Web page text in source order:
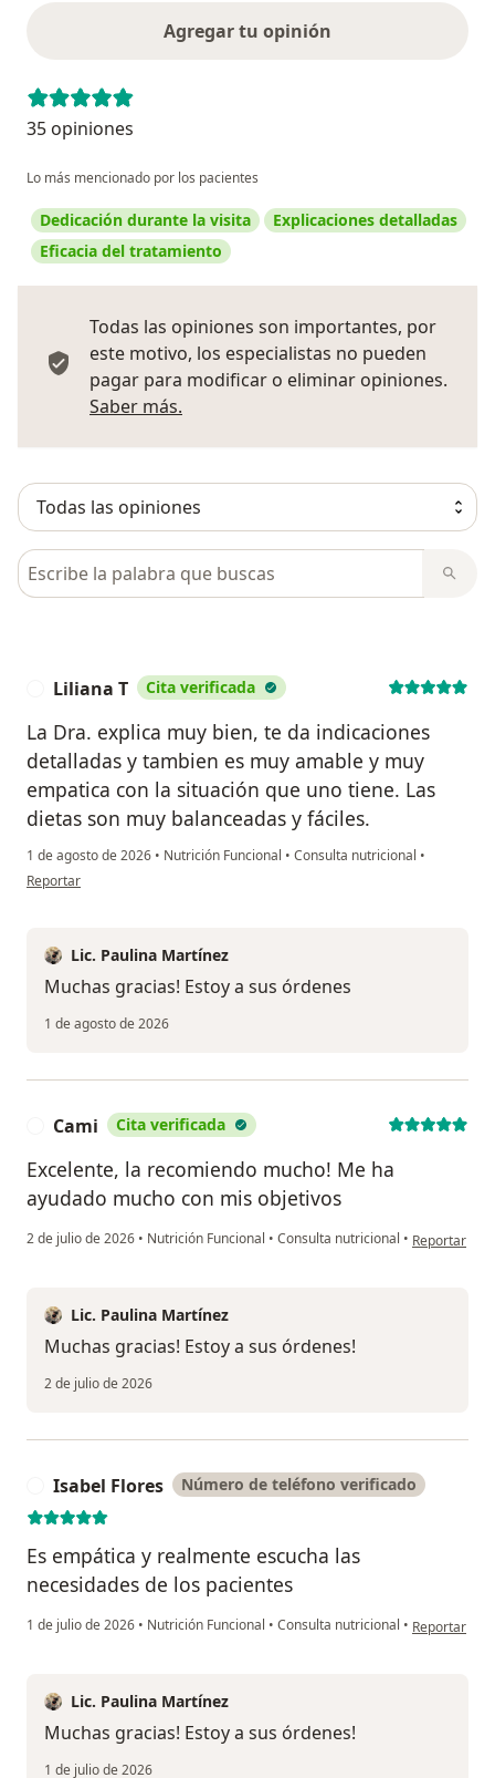
Agregar tu opinión
35 opiniones
Lo más mencionado por los pacientes
Dedicación durante la visita
Explicaciones detalladas
Eficacia del tratamiento
Todas las opiniones son importantes, por
este motivo, los especialistas no pueden
pagar para modificar o eliminar opiniones.
Saber más.
Busca en opiniones
Liliana T Cita verificada
La Dra. explica muy bien, te da indicaciones
detalladas y tambien es muy amable y muy
empatica con la situación que uno tiene. Las
dietas son muy balanceadas y fáciles.
1 de agosto de 2026 • Nutrición Funcional • Consulta nutricional •
en opinión del usuario Liliana T
Reportar
Lic. Paulina Martínez
Muchas gracias! Estoy a sus órdenes
1 de agosto de 2026
Cami Cita verificada
Excelente, la recomiendo mucho! Me ha
ayudado mucho con mis objetivos
2 de julio de 2026 • Nutrición Funcional • Consulta nutricional • en opinión
Reportar
Lic. Paulina Martínez
Muchas gracias! Estoy a sus órdenes!
2 de julio de 2026
Isabel Flores Número de teléfono verificado
Es empática y realmente escucha las
necesidades de los pacientes
1 de julio de 2026 • Nutrición Funcional • Consulta nutricional • en opinión
Reportar
Lic. Paulina Martínez
Muchas gracias! Estoy a sus órdenes!
1 de julio de 2026